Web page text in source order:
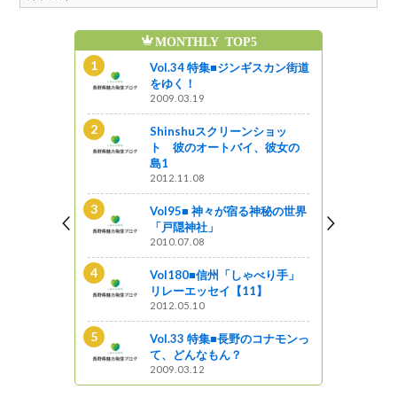
MONTHLY TOP5
Vol.34 特集■ジンギスカン街道
をゆく！
2009.03.19
Shinshuスクリーンショッ
ト 彼のオートバイ、彼女の
島1
2012.11.08
Vol95■ 神々が宿る神秘の世界
「戸隠神社」
2010.07.08
Vol180■信州「しゃべり手」
リレーエッセイ【11】
2012.05.10
Vol.33 特集■長野のコナモンっ
て、どんなもん？
2009.03.12